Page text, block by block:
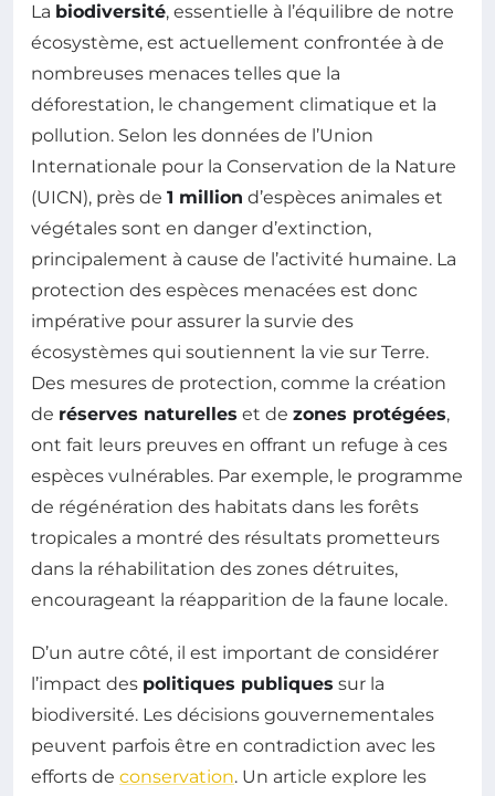
La biodiversité, essentielle à l’équilibre de notre
écosystème, est actuellement confrontée à de
nombreuses menaces telles que la
déforestation, le changement climatique et la
pollution. Selon les données de l’Union
Internationale pour la Conservation de la Nature
(UICN), près de 1 million d’espèces animales et
végétales sont en danger d’extinction,
principalement à cause de l’activité humaine. La
protection des espèces menacées est donc
impérative pour assurer la survie des
écosystèmes qui soutiennent la vie sur Terre.
Des mesures de protection, comme la création
de réserves naturelles et de zones protégées,
ont fait leurs preuves en offrant un refuge à ces
espèces vulnérables. Par exemple, le programme
de régénération des habitats dans les forêts
tropicales a montré des résultats prometteurs
dans la réhabilitation des zones détruites,
encourageant la réapparition de la faune locale.
D’un autre côté, il est important de considérer
l’impact des politiques publiques sur la
biodiversité. Les décisions gouvernementales
peuvent parfois être en contradiction avec les
efforts de conservation. Un article explore les